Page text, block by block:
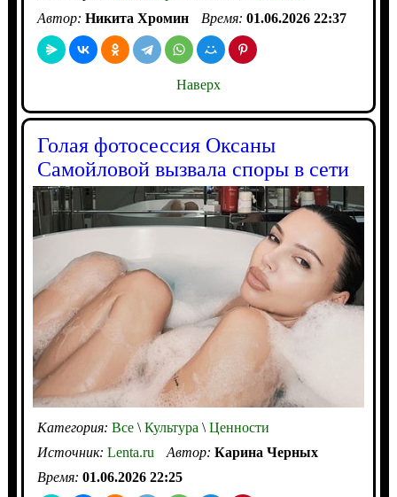
Автор: Никита Хромин Время: 01.06.2026 22:37
Наверх
Голая фотосессия Оксаны
Самойловой вызвала споры в сети
Категория: Все\Культура \Ценности
Источник: Lenta.ru Автор: Карина Черных
Время: 01.06.2026 22:25